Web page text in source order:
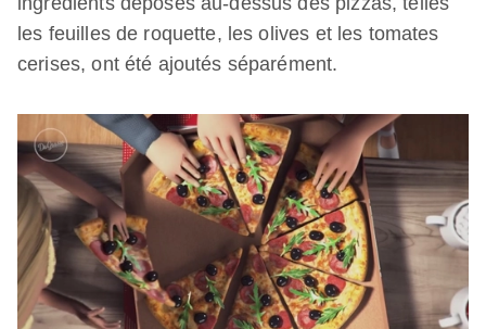
les feuilles de roquette, les olives et les tomates
cerises, ont été ajoutés séparément.